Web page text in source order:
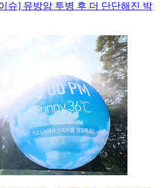
슈] 유방암 투병 후 더 단단해진 박